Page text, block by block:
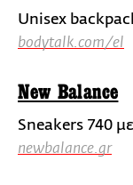
Unisex
bodytalk.com/el
New Balance
Sneakers 740
newbalance.gr